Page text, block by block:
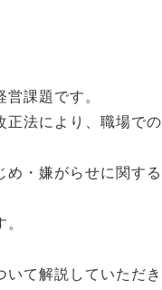
課題です。
正法により、職場での
・嫌がらせに関する
て解説していただき